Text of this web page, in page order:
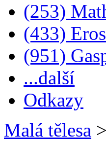
(253)
(433) Eros
(951)
...další
Odkazy
Malá tělesa >